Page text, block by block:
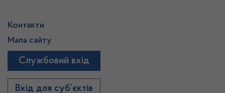
Контакти
Мапа сайту
Службовий вхід
Вхід для суб’єктів